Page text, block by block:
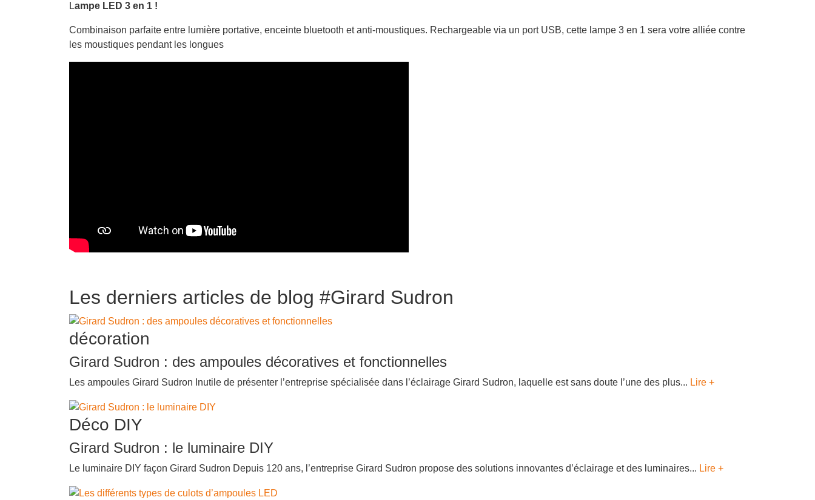
Lampe LED 3 en 1 !
Combinaison parfaite entre lumière portative, enceinte bluetooth et anti-moustiques. Rechargeable via un port USB, cette lampe 3 en 1 sera votre alliée contre
les moustiques pendant les longues
Les derniers articles de blog #Girard Sudron
décoration
Girard Sudron : des ampoules décoratives et fonctionnelles
Les ampoules Girard Sudron Inutile de présenter l’entreprise spécialisée dans l’éclairage Girard Sudron, laquelle est sans doute l’une des plus... Lire +
Déco DIY
Girard Sudron : le luminaire DIY
Le luminaire DIY façon Girard Sudron Depuis 120 ans, l’entreprise Girard Sudron propose des solutions innovantes d’éclairage et des luminaires... Lire +